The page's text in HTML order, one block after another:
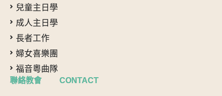
兒童主日學
成人主日學
長者工作
婦女喜樂團
福音粵曲隊
聯絡教會 CONTACT